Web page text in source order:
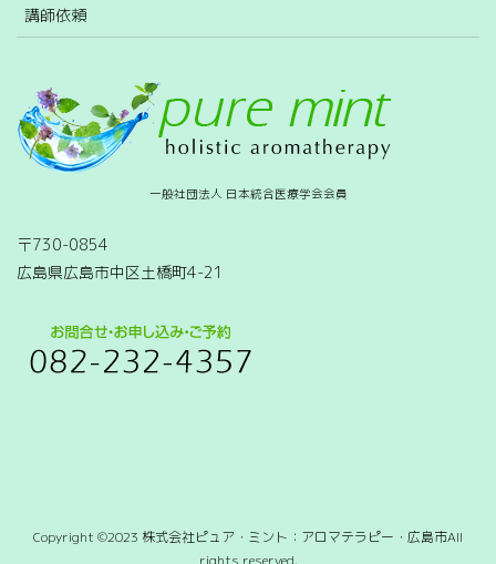
講師依頼
一般社団法人 日本統合医療学会会員
〒730-0854
広島県広島市中区土橋町4-21
Copyright ©2023 株式会社ピュア・ミント：アロマテラピー・広島市All
rights reserved.